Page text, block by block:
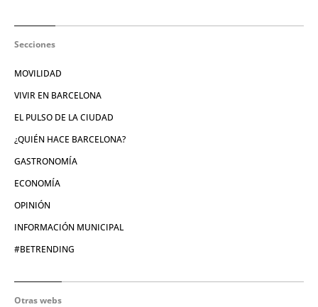
Secciones
MOVILIDAD
VIVIR EN BARCELONA
EL PULSO DE LA CIUDAD
¿QUIÉN HACE BARCELONA?
GASTRONOMÍA
ECONOMÍA
OPINIÓN
INFORMACIÓN MUNICIPAL
#BETRENDING
Otras webs